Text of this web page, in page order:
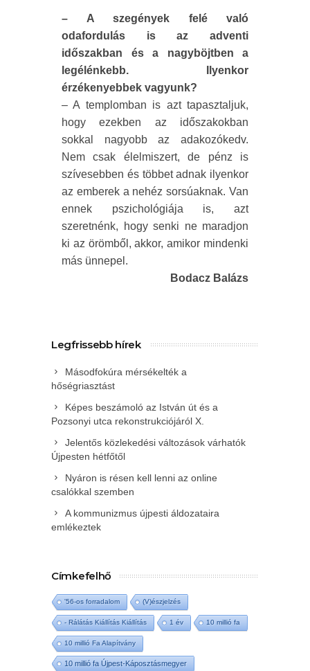
– A szegények felé való
odafordulás is az adventi
időszakban és a nagyböjtben a
legélénkebb. Ilyenkor
érzékenyebbek vagyunk?
– A templomban is azt tapasztaljuk,
hogy ezekben az időszakokban
sokkal nagyobb az adakozókedv.
Nem csak élelmiszert, de pénz is
szívesebben és többet adnak ilyenkor
az emberek a nehéz sorsúaknak. Van
ennek pszichológiája is, azt
szeretnénk, hogy senki ne maradjon
ki az örömből, akkor, amikor mindenki
más ünnepel.
Bodacz Balázs
Legfrissebb hírek
Másodfokúra mérsékelték a
hőségriasztást
Képes beszámoló az István út és a
Pozsonyi utca rekonstrukciójáról X.
Jelentős közlekedési változások várhatók
Újpesten hétfőtől
Nyáron is résen kell lenni az online
csalókkal szemben
A kommunizmus újpesti áldozataira
emlékeztek
Címkefelhő
'56-os forradalom (V)észjelzés
- Rálátás Kiállítás Kiállítás 1 év 10 millió fa
10 millió Fa Alapítvány
10 millió fa Újpest-Káposztásmegyer